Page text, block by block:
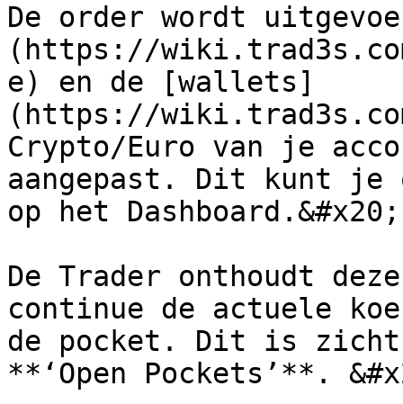
De order wordt
(https://
e) en de [wallets]
(https://
Crypto/Euro van je
aangepast. Dit kunt je
op het Dashboard.&#x20;
De Trader onthoudt
continue de actuele
de pocket. Dit is
**‘Open Pockets’**.